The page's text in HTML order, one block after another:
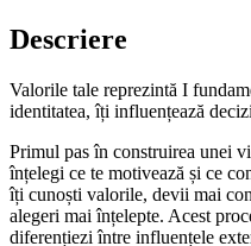
Descriere
Valorile tale reprezintă I
identitatea, îți influențează
Primul pas în construirea unei
înțelegi ce te motivează și ce
îți cunoști valorile, devii mai
alegeri mai înțelepte. Acest
diferențiezi între influențele